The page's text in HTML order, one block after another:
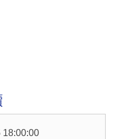
18:00:00